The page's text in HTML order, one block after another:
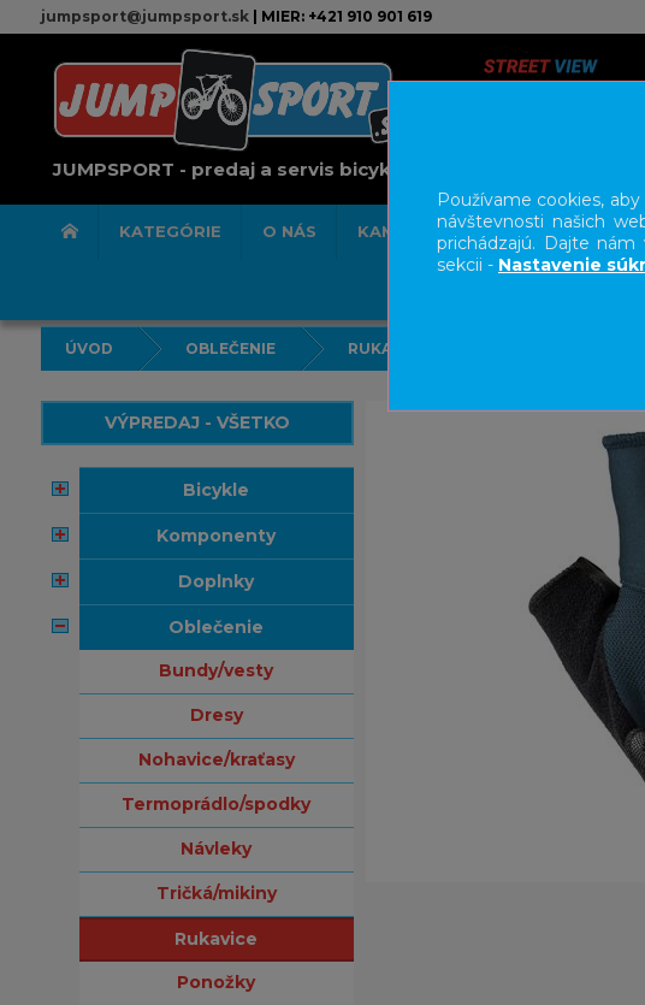
jumpsport@jumpsport.sk| MIER: +421 910 901 619
JUMPSPORT - predaj a servis bicyklov
KATEGÓRIE O NÁS KAMENNÁ PREDAJNA SERVIS
ÚVOD OBLEČENIE RUKAVICE
VÝPREDAJ - VŠETKO
bicykle
komponenty
doplnky
oblečenie
bundy/vesty
dresy
nohavice/kraťasy
termoprádlo/spodky
návleky
tričká/mikiny
rukavice
ponožky
Používame cookies,
návštevnosti našich
prichádzajú. Dajte
sekcii - Nastavenie